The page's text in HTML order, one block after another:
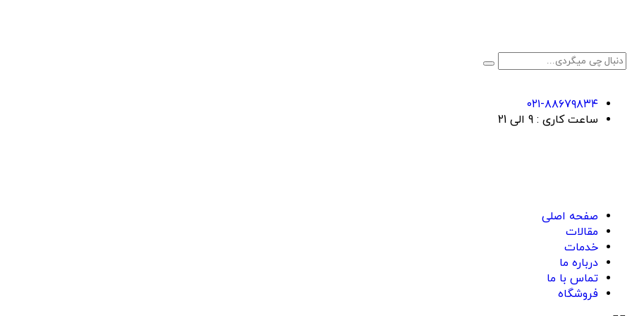
۰۲۱-۸۸۶۷۹۸۳۴
ساعت کاری : 9 الی 21
صفحه اصلی
مقالات
خدمات
درباره ما
تماس با ما
فروشگاه